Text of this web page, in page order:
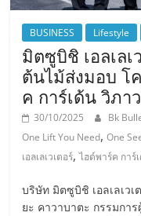
BUSINESS Lifestyle
มิตซูบิชิ เอลเลเ
ต้นไม้ส่งมอบ โ
ค การ์เด้น วิภา
30/10/2025 Bk
One Lift You Need,One
เอลเลเวเตอร์,ไฮด์พาร์ค การ์
บริษัท มิตซูบิชิ เอลเลเว
ยะ คาวาบาตะ กรรมกา